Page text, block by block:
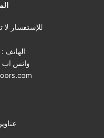
للإستفسار لا
الهاتف :
واتس